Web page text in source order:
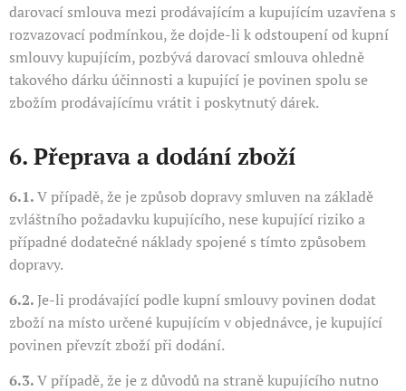
darovací smlouva mezi prodávajícím a kupujícím uzavřena s
rozvazovací podmínkou, že dojde-li k odstoupení od kupní
smlouvy kupujícím, pozbývá darovací smlouva ohledně
takového dárku účinnosti a kupující je povinen spolu se
zbožím prodávajícímu vrátit i poskytnutý dárek.
6. Přeprava a dodání zboží
6.1.V případě, že je způsob dopravy smluven na základě
zvláštního požadavku kupujícího, nese kupující riziko a
případné dodatečné náklady spojené s tímto způsobem
dopravy.
6.2.Je-li prodávající podle kupní smlouvy povinen dodat
zboží na místo určené kupujícím v objednávce, je kupující
povinen převzít zboží při dodání.
6.3.V případě, že je z důvodů na straně kupujícího nutno